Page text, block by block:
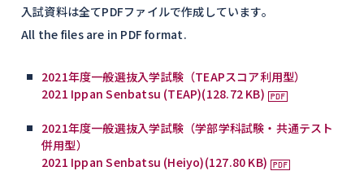
入試資料は全てPDFファイルで作成しています。
All the files are in PDF format.
2021年度一般選抜入学試験（TEAPスコア利用型）
2021 Ippan Senbatsu (TEAP)(128.72 KB)
2021年度一般選抜入学試験（学部学科試験・共通テスト
併用型）
2021 Ippan Senbatsu (Heiyo)(127.80 KB)